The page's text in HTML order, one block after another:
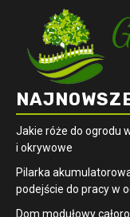
Jakie róże do ogrodu
i okrywowe
Pilarka
podejście do pracy w
Dom modułowy